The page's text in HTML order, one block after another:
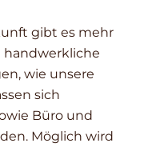
gibt es mehr
handwerkliche
wie unsere
sich
Büro und
Möglich wird